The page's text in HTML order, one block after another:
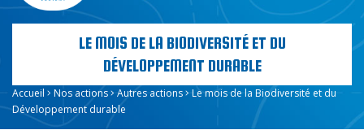
LE MOIS DE LA BIODIVERSITÉ ET DU
DÉVELOPPEMENT DURABLE
Accueil Nos actions Autres actions
Le mois de la Biodiversité et du
Développement durable